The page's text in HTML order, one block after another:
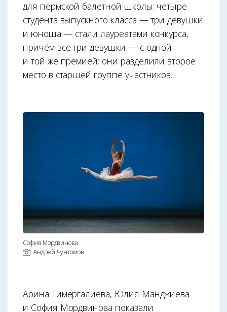
для пермской балетной школы: четыре
студента выпускного класса — три девушки
и юноша — стали лауреатами конкурса,
причём все три девушки — с одной
и той же премией: они разделили второе
место в старшей группе участников.
София Мордвинова
Андрей Чунтомов
Арина Тимергалиева, Юлия Манджиева
и София Мордвинова показали